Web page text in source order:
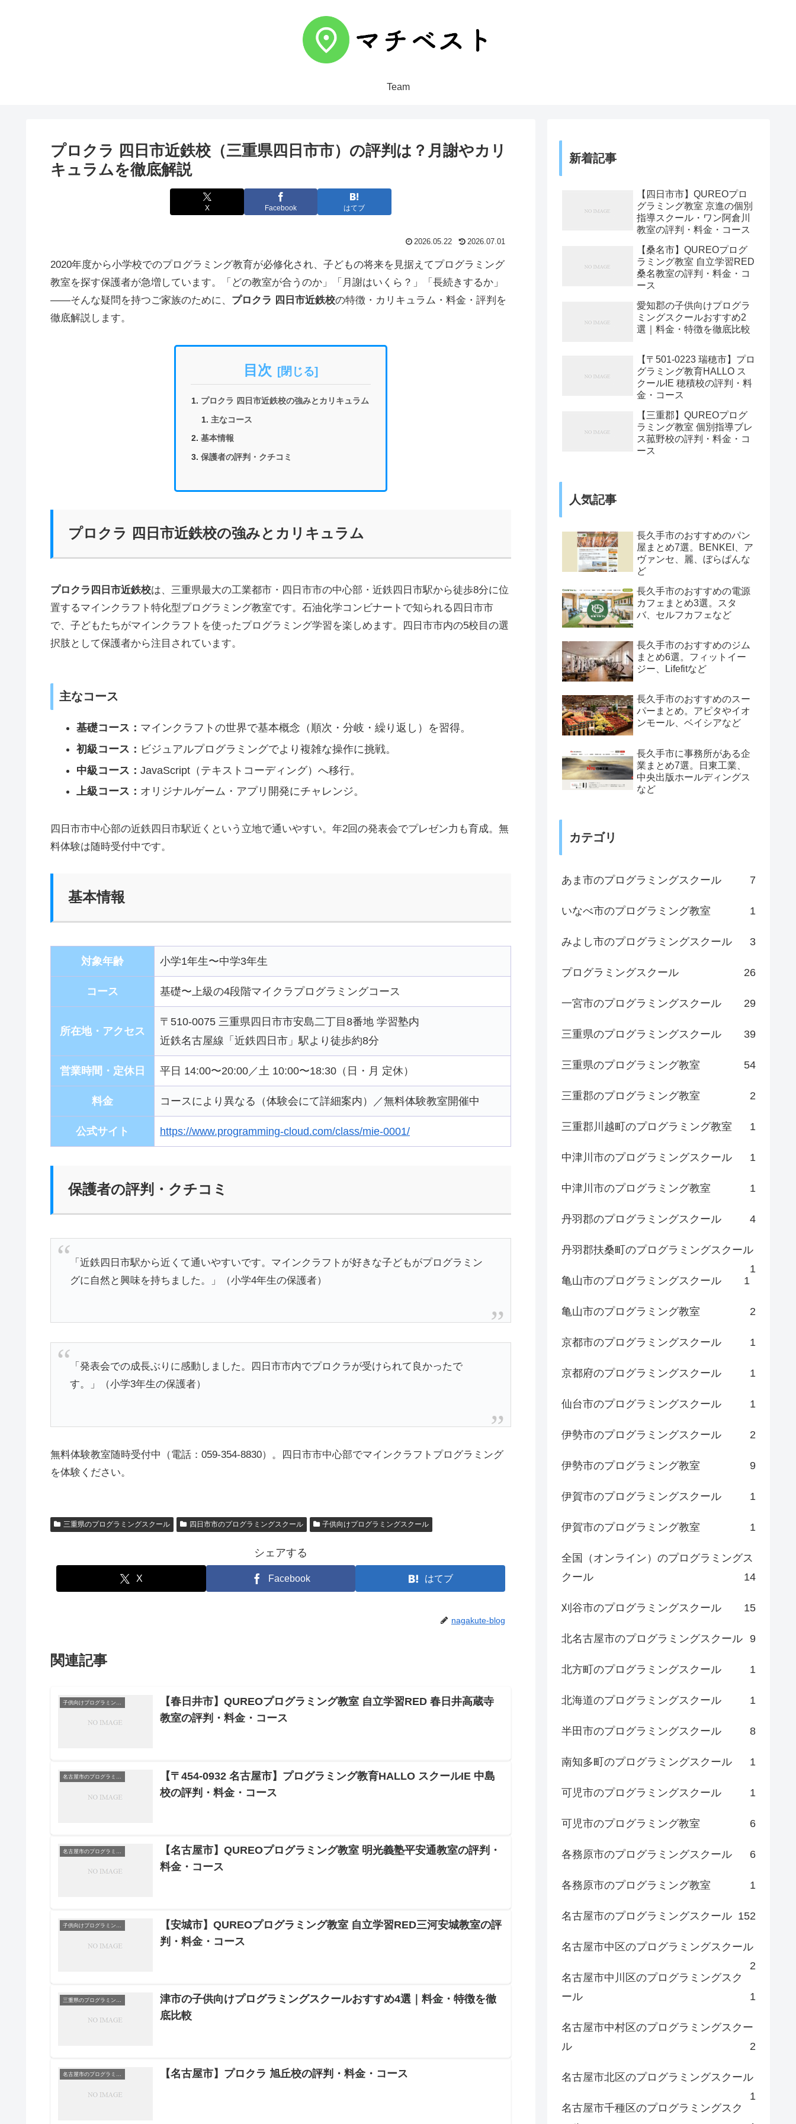
Team
プロクラ 四日市近鉄校（三重県四日市市）の評判は？月謝やカリ
キュラムを徹底解説
X Facebook はてブ
2026.05.22 2026.07.01
2020年度から小学校でのプログラミング教育が必修化され、子どもの将来を見据えてプログラミング
教室を探す保護者が急増しています。「どの教室が合うのか」「月謝はいくら？」「長続きするか」
——そんな疑問を持つご家族のために、 プロクラ 四日市近鉄校の特徴・カリキュラム・料金・評判を
徹底解説します。
目次
プロクラ 四日市近鉄校の強みとカリキュラム
主なコース
基本情報
保護者の評判・クチコミ
プロクラ 四日市近鉄校の強みとカリキュラム
プロクラ四日市近鉄校は、三重県最大の工業都市・四日市市の中心部・近鉄四日市駅から徒歩8分に位
置するマインクラフト特化型プログラミング教室です。石油化学コンビナートで知られる四日市市
で、子どもたちがマインクラフトを使ったプログラミング学習を楽しめます。四日市市内の5校目の選
択肢として保護者から注目されています。
主なコース
基礎コース： マインクラフトの世界で基本概念（順次・分岐・繰り返し）を習得。
初級コース： ビジュアルプログラミングでより複雑な操作に挑戦。
中級コース： JavaScript（テキストコーディング）へ移行。
上級コース： オリジナルゲーム・アプリ開発にチャレンジ。
四日市市中心部の近鉄四日市駅近くという立地で通いやすい。年2回の発表会でプレゼン力も育成。無
料体験は随時受付中です。
基本情報
対象年齢 小学1年生〜中学3年生
コース 基礎〜上級の4段階マイクラプログラミングコース
所在地・アクセス
〒510-0075 三重県四日市市安島二丁目8番地 学習塾内
近鉄名古屋線「近鉄四日市」駅より徒歩約8分
営業時間・定休日 平日 14:00〜20:00／土 10:00〜18:30（日・月 定休）
料金 コースにより異なる（体験会にて詳細案内）／無料体験教室開催中
公式サイト https://www.programming-cloud.com/class/mie-0001/
保護者の評判・クチコミ
「近鉄四日市駅から近くて通いやすいです。マインクラフトが好きな子どもがプログラミン
グに自然と興味を持ちました。」（小学4年生の保護者）
「発表会での成長ぶりに感動しました。四日市市内でプロクラが受けられて良かったで
す。」（小学3年生の保護者）
無料体験教室随時受付中（電話：059-354-8830）。四日市市中心部でマインクラフトプログラミング
を体験ください。
三重県のプログラミングスクール 四日市市のプログラミングスクール 子供向けプログラミングスクール
シェアする
X Facebook はてブ
nagakute-blog
関連記事
【春日井市】QUREOプログラミング教室 自立学習RED 春日井高蔵寺
教室の評判・料金・コース
名古屋市のプログラミングスクール
【〒454-0932 名古屋市】プログラミング教育HALLO スクールIE 中島
校の評判・料金・コース
【名古屋市】QUREOプログラミング教室 明光義塾平安通教室の評判・
料金・コース
子供向けプログラミングスクール
【安城市】QUREOプログラミング教室 自立学習RED三河安城教室の評
判・料金・コース
津市の子供向けプログラミングスクールおすすめ4選｜料金・特徴を徹
底比較
名古屋市のプログラミングスクール 【名古屋市】プロクラ 旭丘校の評判・料金・コース
新着記事
【四日市市】QUREOプロ
グラミング教室 京進の個別
指導スクール・ワン阿倉川
教室の評判・料金・コース
【桑名市】QUREOプログ
ラミング教室 自立学習RED
桑名教室の評判・料金・コ
ース
愛知郡の子供向けプログラ
ミングスクールおすすめ2
選｜料金・特徴を徹底比較
【〒501-0223 瑞穂市】プロ
グラミング教育HALLO ス
クールIE 穂積校の評判・料
金・コース
【三重郡】QUREOプログ
ラミング教室 個別指導ブレ
ス菰野校の評判・料金・コ
ース
人気記事
長久手市のおすすめのパン
屋まとめ7選。BENKEI、ア
ヴァンセ、麗、ぼらぱんな
ど
長久手市のおすすめの電源
カフェまとめ3選。スタ
バ、セルフカフェなど
長久手市のおすすめのジム
まとめ6選。フィットイー
ジー、Lifefitなど
長久手市のおすすめのスー
パーまとめ。アピタやイオ
ンモール、ベイシアなど
長久手市に事務所がある企
業まとめ7選。日東工業、
中央出版ホールディングス
など
カテゴリ
あま市のプログラミングスクール 7
いなべ市のプログラミング教室 1
みよし市のプログラミングスクール 3
プログラミングスクール 26
一宮市のプログラミングスクール 29
三重県のプログラミングスクール 39
三重県のプログラミング教室 54
三重郡のプログラミング教室 2
三重郡川越町のプログラミング教室 1
中津川市のプログラミングスクール 1
中津川市のプログラミング教室 1
丹羽郡のプログラミングスクール 4
丹羽郡扶桑町のプログラミングスクール
1
亀山市のプログラミングスクール
1
亀山市のプログラミング教室 2
京都市のプログラミングスクール 1
京都府のプログラミングスクール 1
仙台市のプログラミングスクール 1
伊勢市のプログラミングスクール 2
伊勢市のプログラミング教室 9
伊賀市のプログラミングスクール 1
伊賀市のプログラミング教室 1
全国（オンライン）のプログラミングス
クール
14
刈谷市のプログラミングスクール 15
北名古屋市のプログラミングスクール 9
北方町のプログラミングスクール 1
北海道のプログラミングスクール 1
半田市のプログラミングスクール 8
南知多町のプログラミングスクール 1
可児市のプログラミングスクール 1
可児市のプログラミング教室 6
各務原市のプログラミングスクール 6
各務原市のプログラミング教室 1
名古屋市のプログラミングスクール 152
名古屋市中区のプログラミングスクール
2
名古屋市中川区のプログラミングスク
ール
1
名古屋市中村区のプログラミングスクー
ル
2
名古屋市北区のプログラミングスクール
1
名古屋市千種区のプログラミングスク